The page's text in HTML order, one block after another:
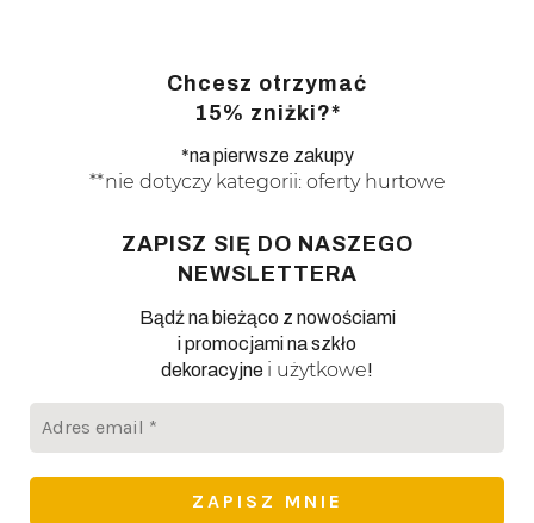
Chcesz otrzymać
15% zniżki?*
*na pierwsze zakupy
**nie dotyczy kategorii: oferty hurtowe
ZAPISZ SIĘ DO NASZEGO
NEWSLETTERA
Bądź na bieżąco z nowościami
i promocjami na szkło
dekoracyjne i użytkowe!